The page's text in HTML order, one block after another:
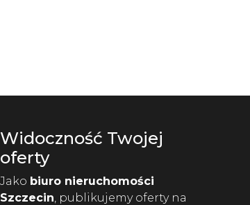
Widoczność Twojej
oferty
Jako biuro nieruchomości
Szczecin, publikujemy oferty na